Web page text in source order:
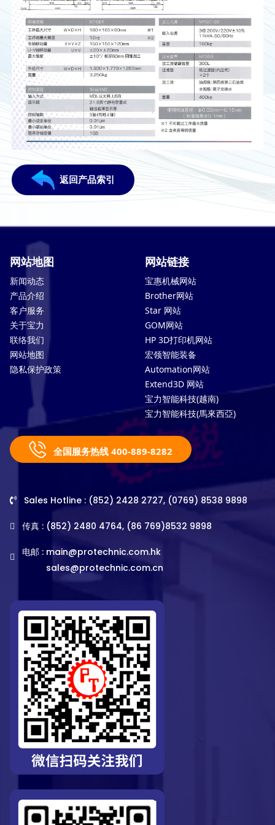
返回产品索引
网站地图
新闻动态
产品介绍
客户服务
关于宝力
联络我们
网站地图
隐私保护政策
网站链接
宝惠机械网站
Brother网站
Star 网站
GOM网站
HP 3D打印机网站
宏领智能装备
Automation网站
Extend3D 网站
宝力智能科技(越南)
宝力智能科技(馬來西亞)
全国服务热线 400-889-8282
Sales Hotline : (852) 2428 2727, (0769) 8538 9898
传真 : (852) 2480 4764, (86 769)8532 9898
电邮 : main@protechnic.com.hk
sales@protechnic.com.cn